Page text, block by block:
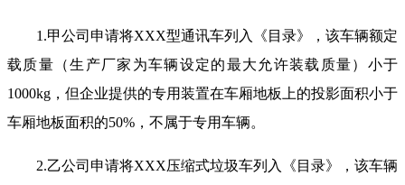
1.甲公司申请将XXX型通讯车列入《目录》，该车辆额定
载质量（生产厂家为车辆设定的最大允许装载质量）小于
1000kg，但企业提供的专用装置在车厢地板上的投影面积小于
车厢地板面积的50%，不属于专用车辆。
2.乙公司申请将XXX压缩式垃圾车列入《目录》，该车辆